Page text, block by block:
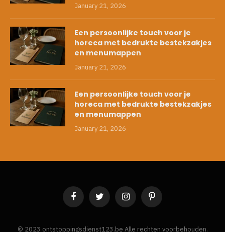
January 21, 2026
Een persoonlijke touch voor je
horeca met bedrukte bestekzakjes
en menumappen
January 21, 2026
Een persoonlijke touch voor je
horeca met bedrukte bestekzakjes
en menumappen
January 21, 2026
FacebookTwitter InstagramPinterest
© 2023 ontstoppingsdienst123.be Alle rechten voorbehouden.